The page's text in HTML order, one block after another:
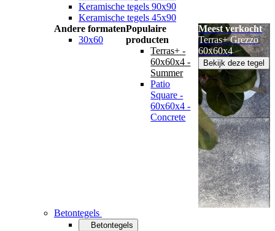
Keramische tegels 90x90
Keramische tegels 45x90
Andere formaten
30x60
Populaire
producten
Terras+ -
60x60x4 -
Summer
Patio
Square -
60x60x4 -
Concrete
Meest verkocht
Terras+ Grezzo
60x60x4
Bekijk deze tegel
Betontegels
Betontegels